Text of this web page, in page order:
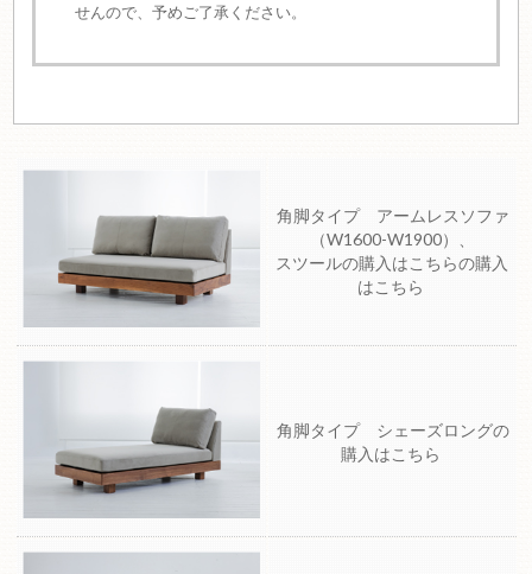
せんので、予めご了承ください。
角脚タイプ アームレスソファ
（W1600-W1900）、
スツールの購入はこちらの購入
はこちら
角脚タイプ シェーズロングの
購入はこちら